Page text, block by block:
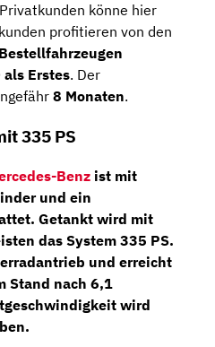
könne hier
profitieren von den
als Erstes. Der
8 Monaten.
335 PS
Benz ist mit
und ein
Getankt wird mit
das System 335 PS.
und erreicht
Stand nach 6,1
wird